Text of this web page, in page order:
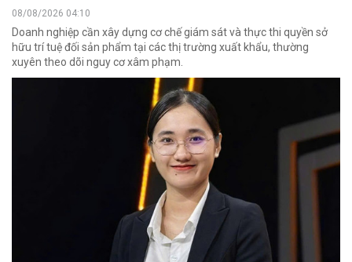
08/08/2026 04:10
Doanh nghiệp cần xây dựng cơ chế giám sát và thực thi quyền sở
hữu trí tuệ đối sản phẩm tại các thị trường xuất khẩu, thường
xuyên theo dõi nguy cơ xâm phạm.